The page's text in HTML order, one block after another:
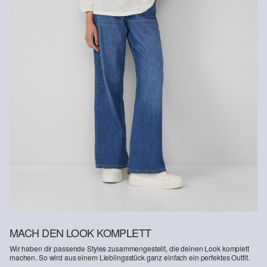
Nachhaltig zertifizierte Faser
Im Bereich nachhaltig zertifizierter Fasern engagieren wir uns für
Naturfasern aus erneuerbaren Quellen. Ihre Rohstoffe sind
ressourcenschonend angebaut.
Verantwortungsvollere Viskose: Dieses Produkt enthält
verantwortungsvollere Viskose. Für die Produktion wird
ausschliesslich Holz aus zertifizierter Forstwirtschaft verwendet. Im
Herstellungsprozess werden sowohl der Wasserverbrauch als
auch die Treibhausgasemissionen im Vergleich zu anderen nicht
zertifizierten Naturfasern stark reduziert.
MACH DEN LOOK KOMPLETT
Wir haben dir passende Styles zusammengestellt, die deinen Look komplett
machen. So wird aus einem Lieblingsstück ganz einfach ein perfektes Outfit.